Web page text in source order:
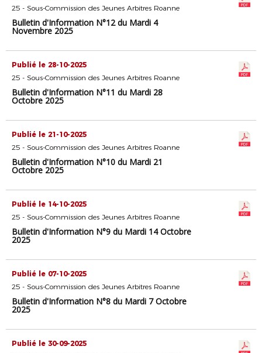
25 - Sous-Commission des Jeunes Arbitres Roanne
Bulletin d'Information N°12 du Mardi 4
Novembre 2025
Publié le 28-10-2025
25 - Sous-Commission des Jeunes Arbitres Roanne
Bulletin d'Information N°11 du Mardi 28
Octobre 2025
Publié le 21-10-2025
25 - Sous-Commission des Jeunes Arbitres Roanne
Bulletin d'Information N°10 du Mardi 21
Octobre 2025
Publié le 14-10-2025
25 - Sous-Commission des Jeunes Arbitres Roanne
Bulletin d'Information N°9 du Mardi 14 Octobre
2025
Publié le 07-10-2025
25 - Sous-Commission des Jeunes Arbitres Roanne
Bulletin d'Information N°8 du Mardi 7 Octobre
2025
Publié le 30-09-2025